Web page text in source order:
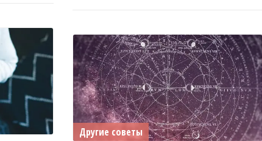
Другие советы